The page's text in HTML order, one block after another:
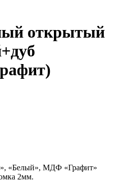
открытый
«Белый», МДФ «Графит»
2мм.